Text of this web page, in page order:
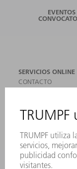
SERVICIOS ONLINE
CONTACTO
REGISTRO PARA EL
MYTRUMPF
FICHAS TÉCNICAS
PRODUCTOS
MÁQUINAS Y
LÁSER